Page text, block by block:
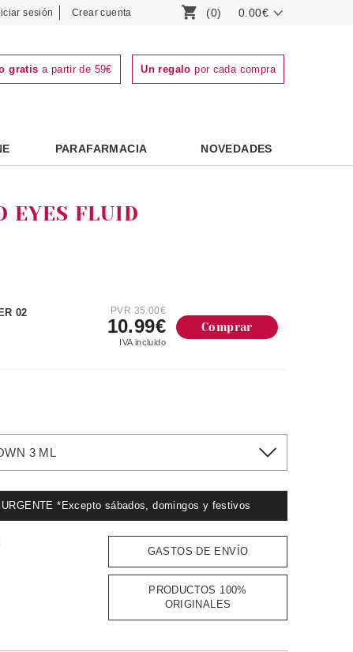
sesión Crear cuenta (0) 0.00€
gratis a partir de 59€ Un regalo por cada compra
PARAFARMACIA NOVEDADES
EYES FLUID
02
PVR 35.00€
10.99€
IVA incluido
Comprar
3 ML
*Excepto sábados, domingos y festivos
GASTOS DE ENVÍO
PRODUCTOS 100%
ORIGINALES